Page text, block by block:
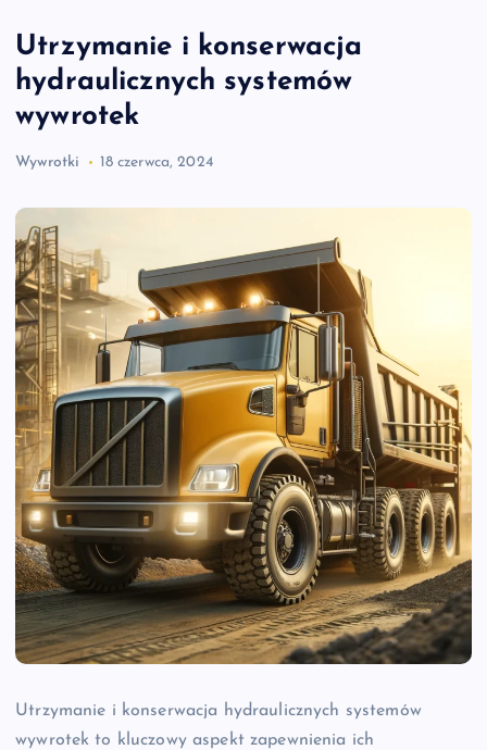
Utrzymanie i konserwacja
hydraulicznych systemów
wywrotek
Wywrotki 18 czerwca, 2024
Utrzymanie i konserwacja hydraulicznych systemów
wywrotek to kluczowy aspekt zapewnienia ich